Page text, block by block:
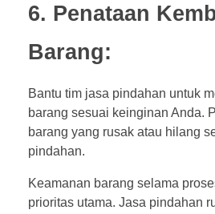
6. Penataan
Barang:
Bantu tim jasa pindahan untuk
barang sesuai keinginan Anda.
barang yang rusak atau hilang
pindahan.
Keamanan barang selama
prioritas utama. Jasa pindahan